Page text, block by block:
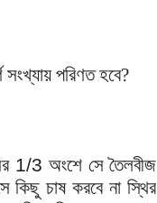
পরিণত হবে?
1/3অংশে সে তৈলবীজ
কিছু চাষ করবে না স্থির